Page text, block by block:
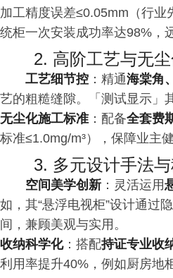
加工精度误差≤0.05mm（行
统柜一次安装成功率达98%，
2. 高阶工艺与无
工艺细节控 ：精通海棠角
艺的粗糙缝隙。「测试显示」
无尘化施工标准 ：配备全套费
标准≤1.0mg/m³），保障业主
3. 多元设计手法
空间美学创新 ：灵活运用
如，其“悬浮电视柜”设计通过
间，兼顾美观与实用。
收纳科学化：搭配持证专业收
利用率提升40%，例如厨房地